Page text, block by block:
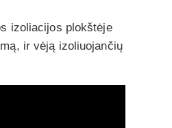
izoliacijos plokštėje
ir vėją izoliuojančių